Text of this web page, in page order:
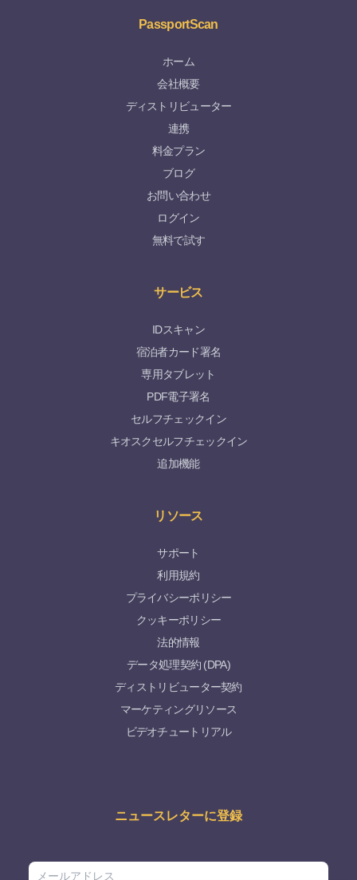
PassportScan
ホーム
会社概要
ディストリビューター
連携
料金プラン
ブログ
お問い合わせ
ログイン
無料で試す
サービス
IDスキャン
宿泊者カード署名
専用タブレット
PDF電子署名
セルフチェックイン
キオスクセルフチェックイン
追加機能
リソース
サポート
利用規約
プライバシーポリシー
クッキーポリシー
法的情報
データ処理契約 (DPA)
ディストリビューター契約
マーケティングリソース
ビデオチュートリアル
ニュースレターに登録